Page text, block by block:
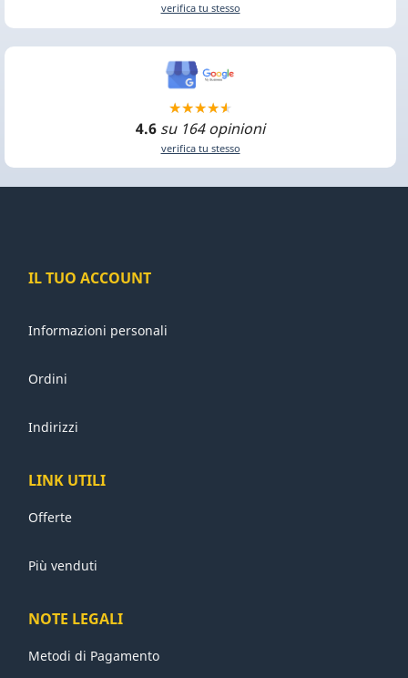
verifica tu stesso
4.6 su 164 opinioni
verifica tu stesso
IL TUO ACCOUNT
Informazioni personali
Ordini
Indirizzi
LINK UTILI
Offerte
Più venduti
NOTE LEGALI
Metodi di Pagamento